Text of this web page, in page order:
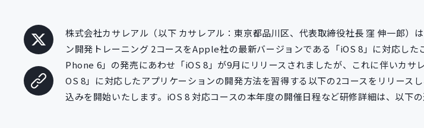
株式会社カサレアル（以下 カサレアル：東京都品川区、代表取締役社長 窪 伸一郎）
ン開発トレーニング 2コースをApple社の最新バージョンである「iOS 8」に対応した
Phone 6」の発売にあわせ「iOS 8」が9月にリリースされましたが、これに伴いカサ
OS 8」に対応したアプリケーションの開発方法を習得する以下の2コースをリリース
込みを開始いたします。iOS 8 対応コースの本年度の開催日程など研修詳細は、以下の